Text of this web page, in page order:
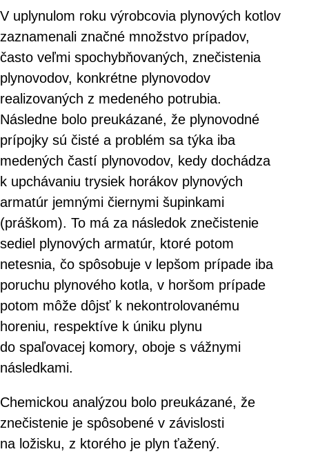
V uplynulom roku výrobcovia plynových kotlov
zaznamenali značné množstvo prípadov,
často veľmi spochybňovaných, znečistenia
plynovodov, konkrétne plynovodov
realizovaných z medeného potrubia.
Následne bolo preukázané, že plynovodné
prípojky sú čisté a problém sa týka iba
medených častí plynovodov, kedy dochádza
k upchávaniu trysiek horákov plynových
armatúr jemnými čiernymi šupinkami
(práškom). To má za následok znečistenie
sediel plynových armatúr, ktoré potom
netesnia, čo spôsobuje v lepšom prípade iba
poruchu plynového kotla, v horšom prípade
potom môže dôjsť k nekontrolovanému
horeniu, respektíve k úniku plynu
do spaľovacej komory, oboje s vážnymi
následkami.
Chemickou analýzou bolo preukázané, že
znečistenie je spôsobené v závislosti
na ložisku, z ktorého je plyn ťažený.